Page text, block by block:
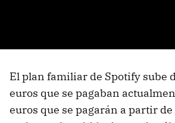
El plan familiar de Spotify sube
euros que se pagaban
euros que se pagarán a partir